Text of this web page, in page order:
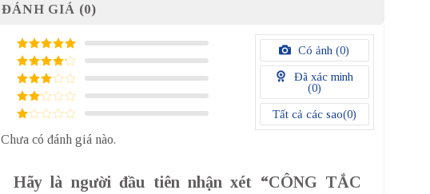
ĐÁNH GIÁ (0)
5/ 5 điểm
4/ 5
điểm
3/ 5
điểm
2/
điểm
/
Có ảnh (0)
Đã xác minh
(0)
Tất cả các sao(0)
Chưa có đánh giá nào.
Hãy là người đầu tiên nhận xét “CÔNG TẮC